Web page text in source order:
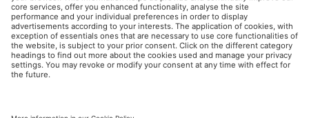
OSRAM Automotive nei Social